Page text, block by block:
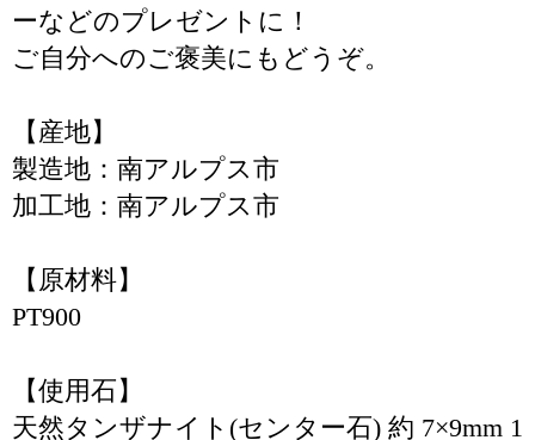
ーなどのプレゼントに！
ご自分へのご褒美にもどうぞ。
【産地】
製造地：南アルプス市
加工地：南アルプス市
【原材料】
PT900
【使用石】
天然タンザナイト(センター石) 約 7×9mm 1